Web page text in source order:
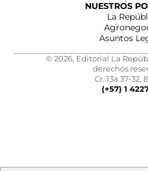
NUESTROS
La
Asuntos
© 2026, Editorial La
derechos
Cr. 13a 37-32,
(+57) 1